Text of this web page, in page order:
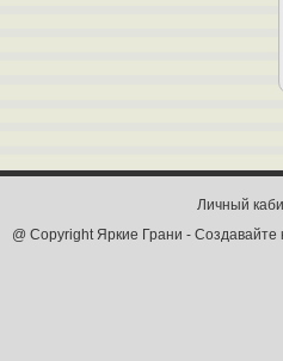
@ Copyright Яркие Грани -
Личный